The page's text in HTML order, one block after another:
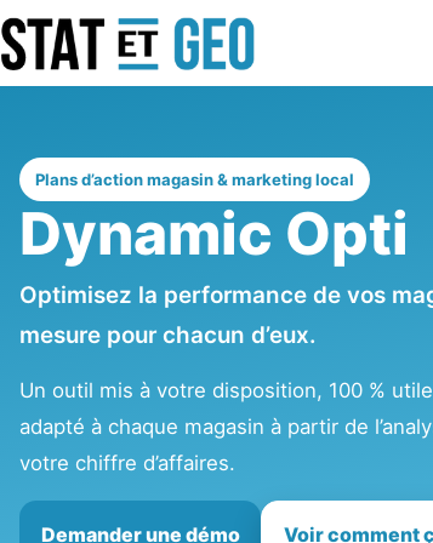
Plans d’action magasin & marketing local
Dynamic Opti
Optimisez la performance de vos
mesure pour chacun d’eux.
Un outil mis à votre disposition, 100 %
adapté à chaque magasin à partir de
votre chiffre d’affaires.
Demander une démo Voir comment